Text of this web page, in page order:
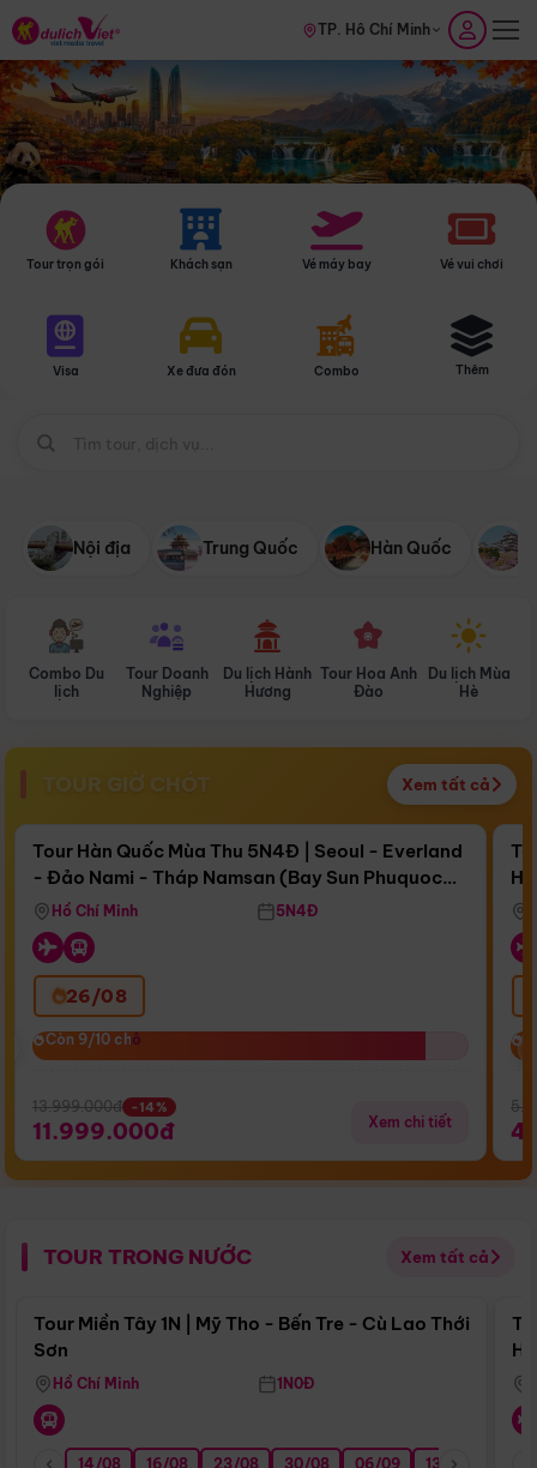
TP. Hồ Chí Minh
Tour trọn gói Khách sạn Vé máy bay Vé vui chơi
Visa Xe đưa đón Combo Thêm
Nội địa Trung Quốc Hàn Quốc
Combo Du
lịch
Tour Doanh
Nghiệp
Du lịch Hành
Hương
Tour Hoa Anh
Đào
Du lịch Mùa
Hè
TOUR GIỜ CHÓT Xem tất cả
Còn15 ngày 16:21:02
Bay Sun Phuquoc Airways
Điểm nổi bật
Tour Hàn Quốc Mùa Thu 5N4Đ | Seoul - Everland
- Đảo Nami - Tháp Namsan (Bay Sun Phuquoc
Airways)
Hồ Chí Minh 5N4Đ
26/08
Còn 9/10 chỗ
Còn 9/10 chỗ
13.999.000đ -14%
11.999.000đ Xem chi tiết
TOUR TRONG NƯỚC Xem tất cả
Điểm nổi bật
Tour Miền Tây 1N | Mỹ Tho - Bến Tre - Cù Lao Thới
Sơn
Hồ Chí Minh 1N0Đ
14/08 16/08 23/08 30/08 06/09 13/09